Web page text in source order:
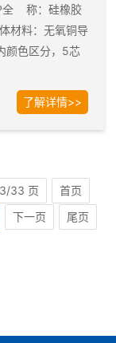
全 称：硅橡胶
材料：无氧铜导
颜色区分，5芯
了解详情>>
33 页
首页
下一页
尾页